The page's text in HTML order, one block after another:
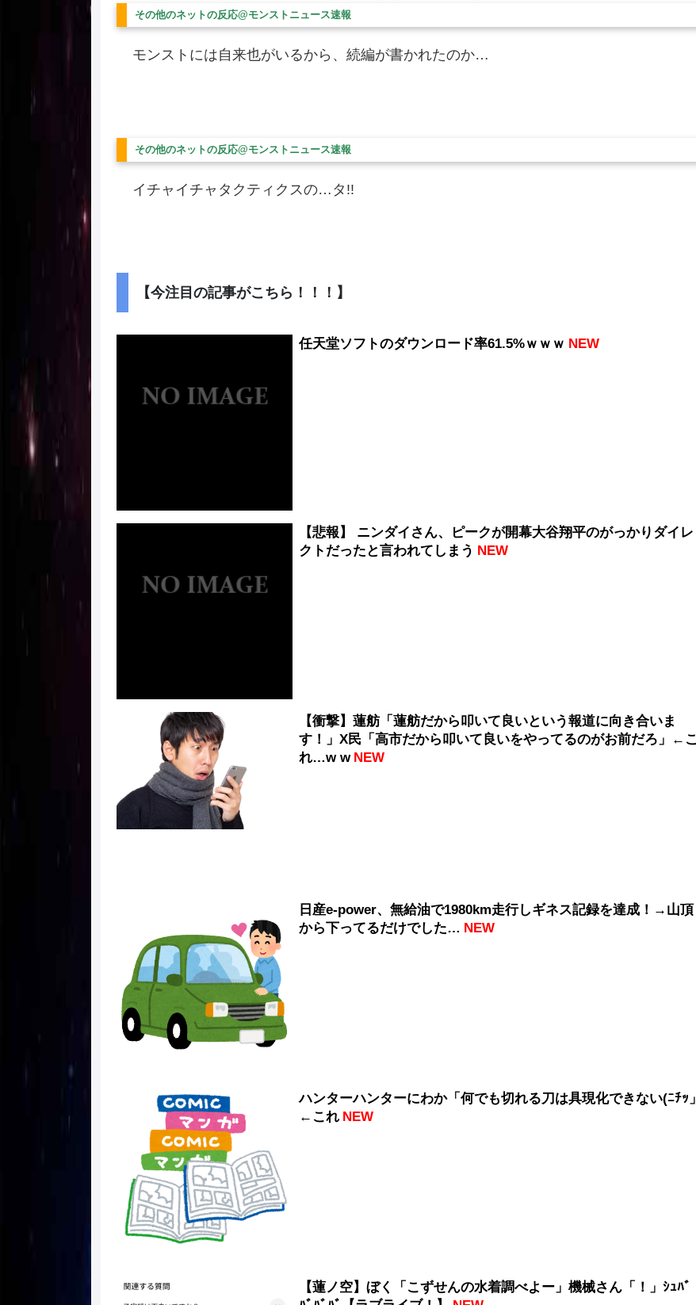
その他のネットの反応@モンストニュース速報
モンストには自来也がいるから、続編が書かれたのか…
その他のネットの反応@モンストニュース速報
イチャイチャタクティクスの…タ!!
【今注目の記事がこちら！！！】
任天堂ソフトのダウンロード率61.5%ｗｗｗ NEW
【悲報】 ニンダイさん、ピークが開幕大谷翔平のがっかりダイレ
クトだったと言われてしまう NEW
【衝撃】蓮舫「蓮舫だから叩いて良いという報道に向き合いま
す！」X民「高市だから叩いて良いをやってるのがお前だろ」←こ
れ…w w NEW
日産e-power、無給油で1980km走行しギネス記録を達成！→山頂
から下ってるだけでした… NEW
ハンターハンターにわか「何でも切れる刀は具現化できない(ﾆﾁｯ」
←これ NEW
【蓮ノ空】ぼく「こずせんの水着調べよー」機械さん「！」ｼｭﾊﾞ